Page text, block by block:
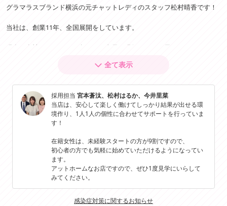
グラマラスブランド横浜の元チャットレディのスタッフ松村晴香です！
当社は、創業11年、全国展開をしています。
現在、女性スタッフが６名おり、全員が現役もしくは元チャットレディ
など、同じチャットレディなので女性の気持ちがすっごくわかります。
「ちゃんと稼げるかな・・」
「怖い人がいるんじゃないか・・」
って、最初は思っていました。
実際に働いてみるとて、事務所の雰囲気の良さと同じ事務所のチャット
レディさんたちが実際に稼いでいるので、不安から安心に変わっていき
ライブチャット業界の経験と実績のある事務所ですので、
まずは話しを聞いてみたい、という方でも大歓迎です♪
全て表示
採用担当宮本蒼汰、松村はるか、今井里菜
当店は、安心して楽しく働けてしっかり結果が出せる環
境作り、1人1人の個性に合わせてサポートを行っていま
す！
在籍女性は、未経験スタートの方が9割ですので、
初心者の方でも気軽に始めていただけるようになってい
ます。
アットホームなお店ですので、ぜひ1度見学にいらして
みてください。
感染症対策に関するお知らせ